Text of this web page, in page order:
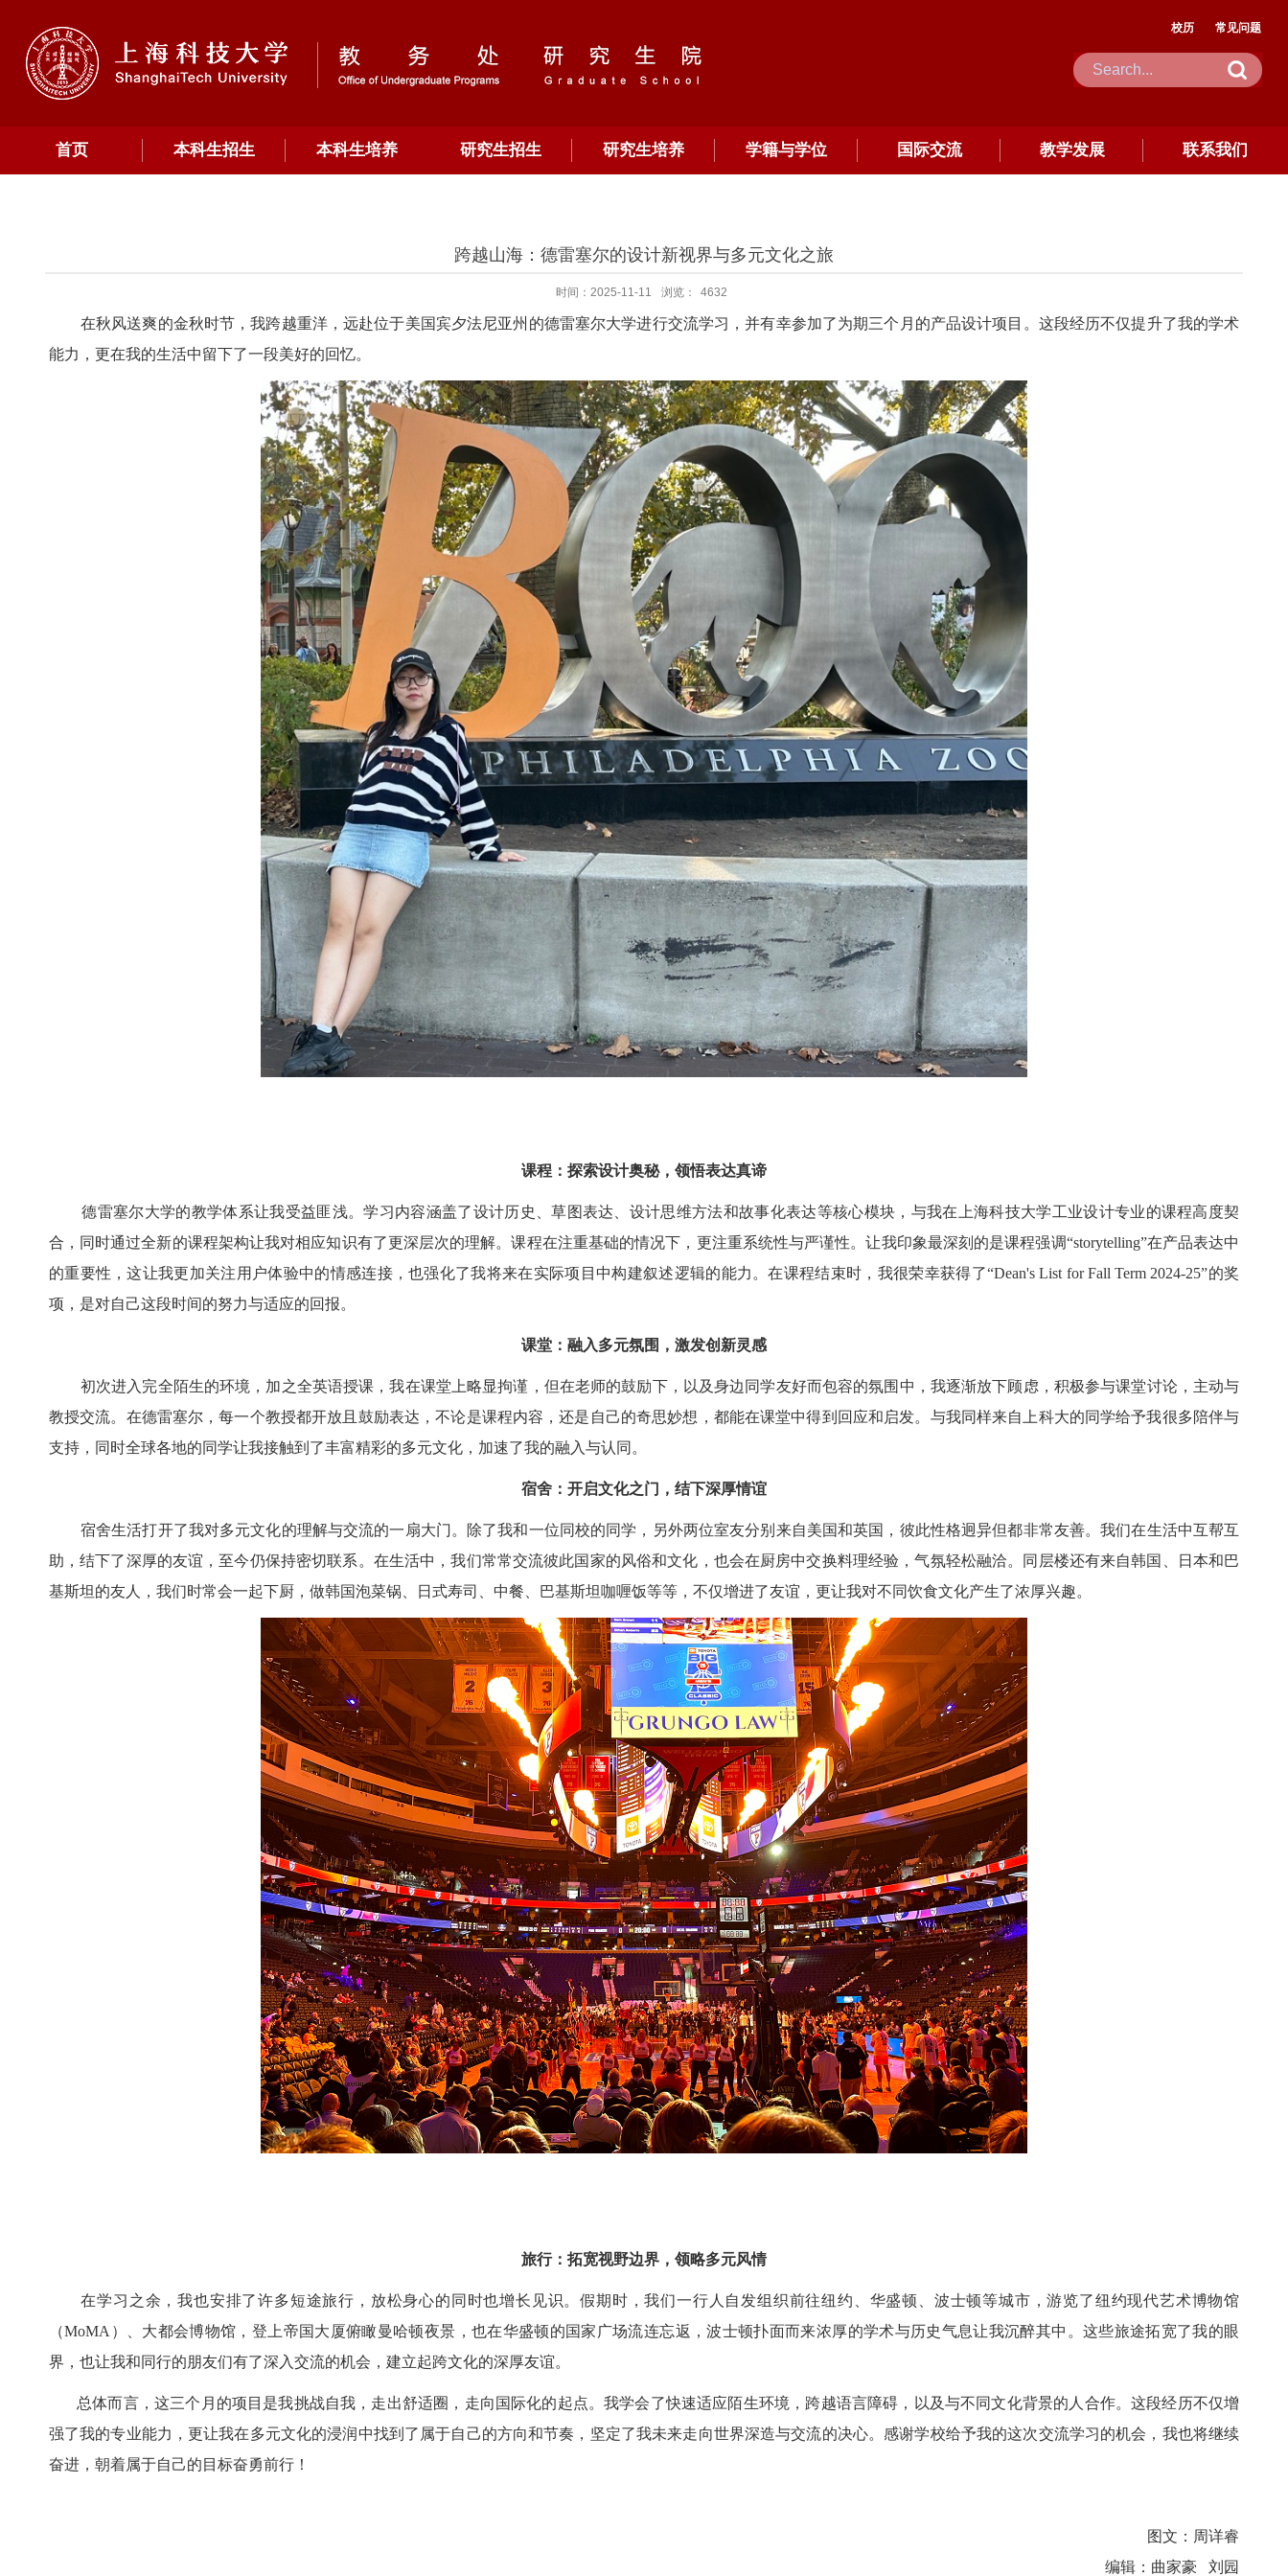
校历 常见问题
首页 本科生招生 本科生培养 研究生招生 研究生培养 学籍与学位 国际交流 教学发展 联系我们
跨越山海：德雷塞尔的设计新视界与多元文化之旅
时间：2025-11-11 浏览： 4632
在秋风送爽的金秋时节，我跨越重洋，远赴位于美国宾夕法尼亚州的德雷塞尔大学进行交流学习，并有幸参加了为期三个月的产品设计项目。这段经历不仅提升了我的学术
能力，更在我的生活中留下了一段美好的回忆。
课程：探索设计奥秘，领悟表达真谛
德雷塞尔大学的教学体系让我受益匪浅。学习内容涵盖了设计历史、草图表达、设计思维方法和故事化表达等核心模块，与我在上海科技大学工业设计专业的课程高度契
合，同时通过全新的课程架构让我对相应知识有了更深层次的理解。课程在注重基础的情况下，更注重系统性与严谨性。让我印象最深刻的是课程强调“storytelling”在产品表达中
的重要性，这让我更加关注用户体验中的情感连接，也强化了我将来在实际项目中构建叙述逻辑的能力。在课程结束时，我很荣幸获得了“Dean's List for Fall Term 2024-25”的奖
项，是对自己这段时间的努力与适应的回报。
课堂：融入多元氛围，激发创新灵感
初次进入完全陌生的环境，加之全英语授课，我在课堂上略显拘谨，但在老师的鼓励下，以及身边同学友好而包容的氛围中，我逐渐放下顾虑，积极参与课堂讨论，主动与
教授交流。在德雷塞尔，每一个教授都开放且鼓励表达，不论是课程内容，还是自己的奇思妙想，都能在课堂中得到回应和启发。与我同样来自上科大的同学给予我很多陪伴与
支持，同时全球各地的同学让我接触到了丰富精彩的多元文化，加速了我的融入与认同。
宿舍：开启文化之门，结下深厚情谊
宿舍生活打开了我对多元文化的理解与交流的一扇大门。除了我和一位同校的同学，另外两位室友分别来自美国和英国，彼此性格迥异但都非常友善。我们在生活中互帮互
助，结下了深厚的友谊，至今仍保持密切联系。在生活中，我们常常交流彼此国家的风俗和文化，也会在厨房中交换料理经验，气氛轻松融洽。同层楼还有来自韩国、日本和巴
基斯坦的友人，我们时常会一起下厨，做韩国泡菜锅、日式寿司、中餐、巴基斯坦咖喱饭等等，不仅增进了友谊，更让我对不同饮食文化产生了浓厚兴趣。
旅行：拓宽视野边界，领略多元风情
在学习之余，我也安排了许多短途旅行，放松身心的同时也增长见识。假期时，我们一行人自发组织前往纽约、华盛顿、波士顿等城市，游览了纽约现代艺术博物馆
（MoMA ）、大都会博物馆，登上帝国大厦俯瞰曼哈顿夜景，也在华盛顿的国家广场流连忘返，波士顿扑面而来浓厚的学术与历史气息让我沉醉其中。这些旅途拓宽了我的眼
界，也让我和同行的朋友们有了深入交流的机会，建立起跨文化的深厚友谊。
总体而言，这三个月的项目是我挑战自我，走出舒适圈，走向国际化的起点。我学会了快速适应陌生环境，跨越语言障碍，以及与不同文化背景的人合作。这段经历不仅增
强了我的专业能力，更让我在多元文化的浸润中找到了属于自己的方向和节奏，坚定了我未来走向世界深造与交流的决心。感谢学校给予我的这次交流学习的机会，我也将继续
奋进，朝着属于自己的目标奋勇前行！
图文：周详睿
编辑：曲家豪 刘园